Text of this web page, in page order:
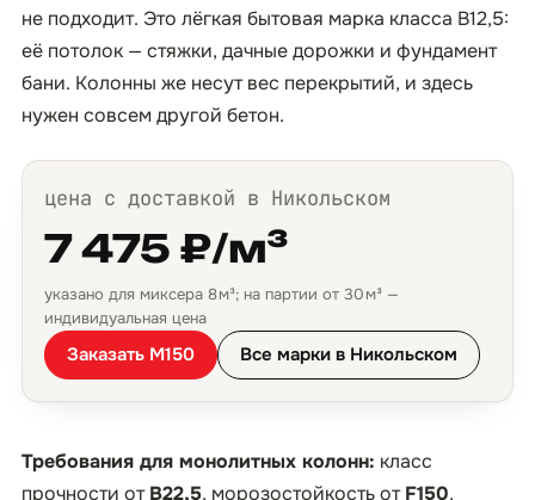
не подходит. Это лёгкая бытовая марка класса B12,5:
её потолок — стяжки, дачные дорожки и фундамент
бани. Колонны же несут вес перекрытий, и здесь
нужен совсем другой бетон.
цена с доставкой в Никольском
7 475 ₽/м³
указано для миксера 8 м³; на партии от 30 м³ —
индивидуальная цена
Заказать М150 Все марки в Никольском
Требования для монолитных колонн: класс
прочности отB22,5, морозостойкость отF150,